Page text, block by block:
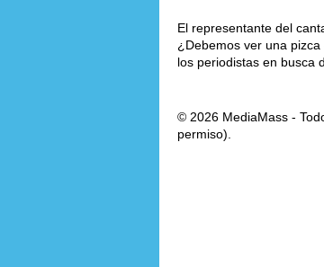
El representante del
¿Debemos ver una
los periodistas en busca
© 2026 MediaMass -
permiso).